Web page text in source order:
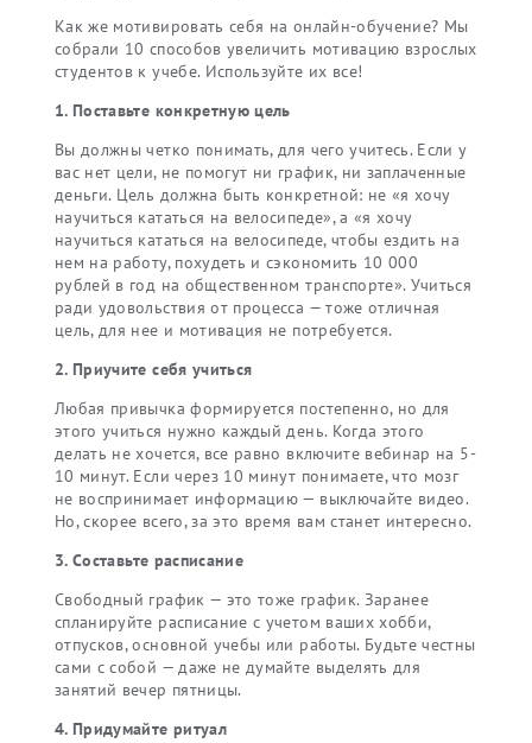
Как же мотивировать себя на онлайн-обучение? Мы
собрали 10 способов увеличить мотивацию взрослых
студентов к учебе. Используйте их все!
1. Поставьте конкретную цель
Вы должны четко понимать, для чего учитесь. Если у
вас нет цели, не помогут ни график, ни заплаченные
деньги. Цель должна быть конкретной: не «я хочу
научиться кататься на велосипеде», а «я хочу
научиться кататься на велосипеде, чтобы ездить на
нем на работу, похудеть и сэкономить 10 000
рублей в год на общественном транспорте». Учиться
ради удовольствия от процесса — тоже отличная
цель, для нее и мотивация не потребуется.
2. Приучите себя учиться
Любая привычка формируется постепенно, но для
этого учиться нужно каждый день. Когда этого
делать не хочется, все равно включите вебинар на 5-
10 минут. Если через 10 минут понимаете, что мозг
не воспринимает информацию — выключайте видео.
Но, скорее всего, за это время вам станет интересно.
3. Cоставьте расписание
Свободный график — это тоже график. Заранее
спланируйте расписание с учетом ваших хобби,
отпусков, основной учебы или работы. Будьте честны
сами с собой — даже не думайте выделять для
занятий вечер пятницы.
4. Придумайте ритуал